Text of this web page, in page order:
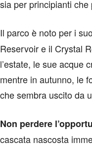
sia per principianti
Il parco è noto per i
Reservoir e il Crystal
l’estate, le sue acque
mentre in autunno, le
che sembra uscito da
Non perdere
cascata nascosta